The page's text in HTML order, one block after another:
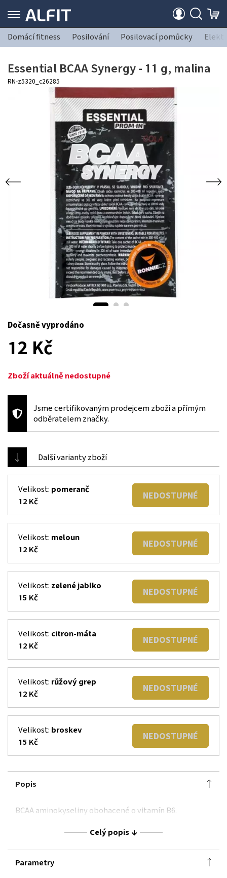
Domácí fitness Posilování Posilovací pomůcky
Essential BCAA Synergy - 11 g, malina
RN-z5320_c26285
Dočasně vyprodáno
12 Kč
Zboží aktuálně nedostupné
Jsme certifikovaným prodejcem zboží a přímým
odběratelem značky.
Další varianty zboží
Velikost: pomeranč
12 Kč
NEDOSTUPNÉ
Velikost: meloun
12 Kč
NEDOSTUPNÉ
Velikost: zelené jablko
15 Kč
NEDOSTUPNÉ
Velikost: citron-máta
12 Kč
NEDOSTUPNÉ
Velikost: růžový grep
12 Kč
NEDOSTUPNÉ
Velikost: broskev
15 Kč
NEDOSTUPNÉ
Popis
BCAA aminokyseliny obohacené o vitamín B6.
Celý popis
Parametry